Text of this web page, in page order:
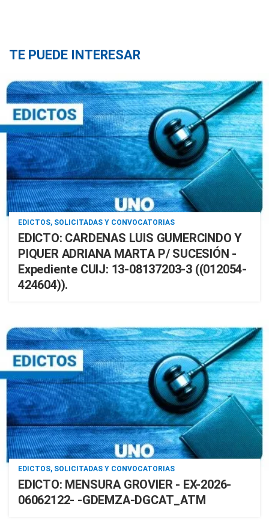
TE PUEDE INTERESAR
EDICTOS, SOLICITADAS Y CONVOCATORIAS
EDICTO: CARDENAS LUIS GUMERCINDO Y
PIQUER ADRIANA MARTA P/ SUCESIÓN -
Expediente CUIJ: 13-08137203-3 ((012054-
424604)).
EDICTOS, SOLICITADAS Y CONVOCATORIAS
EDICTO: MENSURA GROVIER - EX-2026-
06062122- -GDEMZA-DGCAT_ATM